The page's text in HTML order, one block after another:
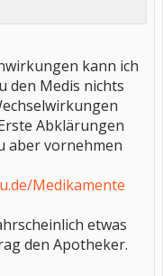
kann ich
den Medis nichts
Abklärungen
aber vornehmen
Medikamente
etwas
den Apotheker.